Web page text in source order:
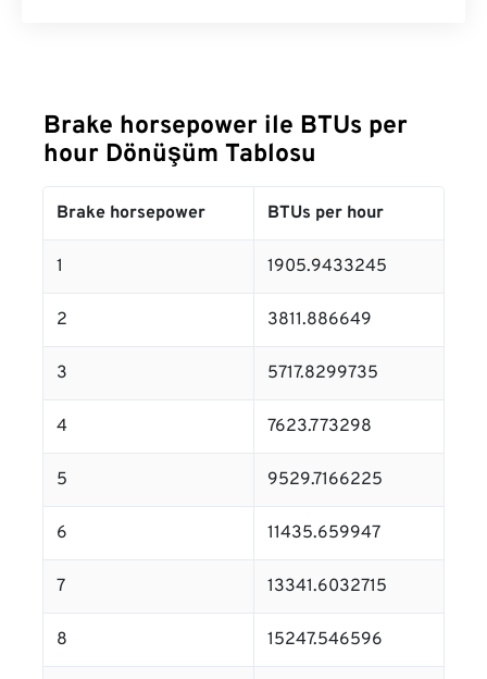
Brake horsepower ile BTUs per
hour Dönüşüm Tablosu
Brake horsepower BTUs per hour
1 1905.9433245
2 3811.886649
3 5717.8299735
4 7623.773298
5 9529.7166225
6 11435.659947
7 13341.6032715
8 15247.546596